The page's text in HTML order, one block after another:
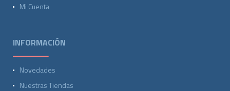
Mi Cuenta
INFORMACIÓN
Novedades
Nuestras Tiendas